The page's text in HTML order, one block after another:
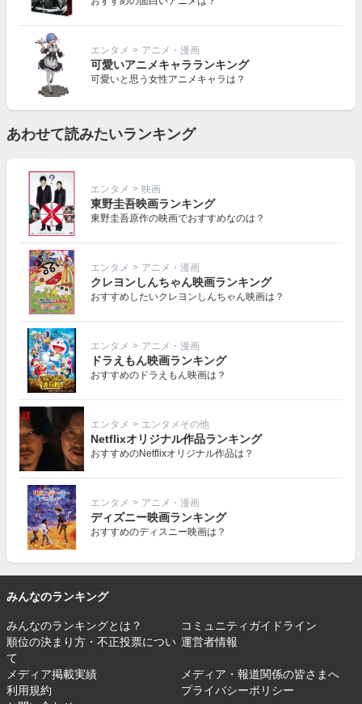
エンタメ > アニメ・漫画
可愛いアニメキャラランキング
可愛いと思う女性アニメキャラは？
あわせて読みたいランキング
エンタメ > 映画
東野圭吾映画ランキング
東野圭吾原作の映画でおすすめなのは？
エンタメ > アニメ・漫画
クレヨンしんちゃん映画ランキング
おすすめしたいクレヨンしんちゃん映画は？
エンタメ > アニメ・漫画
ドラえもん映画ランキング
おすすめのドラえもん映画は？
エンタメ > エンタメその他
Netflixオリジナル作品ランキング
おすすめのNetflixオリジナル作品は？
エンタメ > アニメ・漫画
ディズニー映画ランキング
おすすめのディスニー映画は？
みんなのランキング
みんなのランキングとは？
コミュニティガイドライン
順位の決まり方・不正投票につい
て
運営者情報
メディア掲載実績
メディア・報道関係の皆さまへ
利用規約
プライバシーポリシー